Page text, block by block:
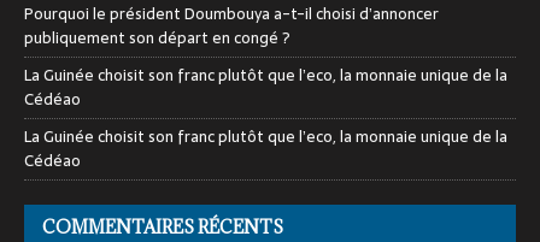
Pourquoi le président Doumbouya a-t-il choisi d’annoncer
publiquement son départ en congé ?
La Guinée choisit son franc plutôt que l’eco, la monnaie unique de la
Cédéao
La Guinée choisit son franc plutôt que l’eco, la monnaie unique de la
Cédéao
COMMENTAIRES RÉCENTS